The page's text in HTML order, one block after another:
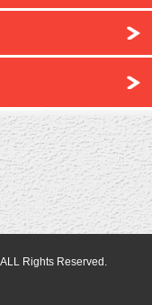
Rights Reserved.